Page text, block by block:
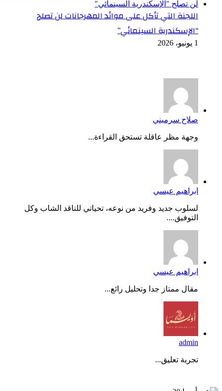
اللجنة التي تأكل على موائد المهرجانات لن تصلح
“الإسكندرية السينمائي”
1 يونيو، 2026
صلاح سرميني
وجهة مظر عاقلة تستحق القراءة...
ابراهيم عيسي
لسلوب جديد وفريد من نوعه، تحياتي للناقد الشاب وكل
التوفيق....
ابراهيم عيسي
مقال ممتاز جدا وتحليل رائع...
admin
تجربة تعليق...